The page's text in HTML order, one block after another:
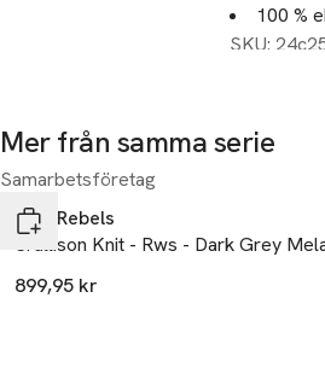
100 %
en lätt
med den
Tillverkad
SKU:
Mer från samma serie
Hoppa över bildspelet
Samarbetsföretag
Soft Rebels
Srallison Knit - Rws - Dark Grey
899,95 kr